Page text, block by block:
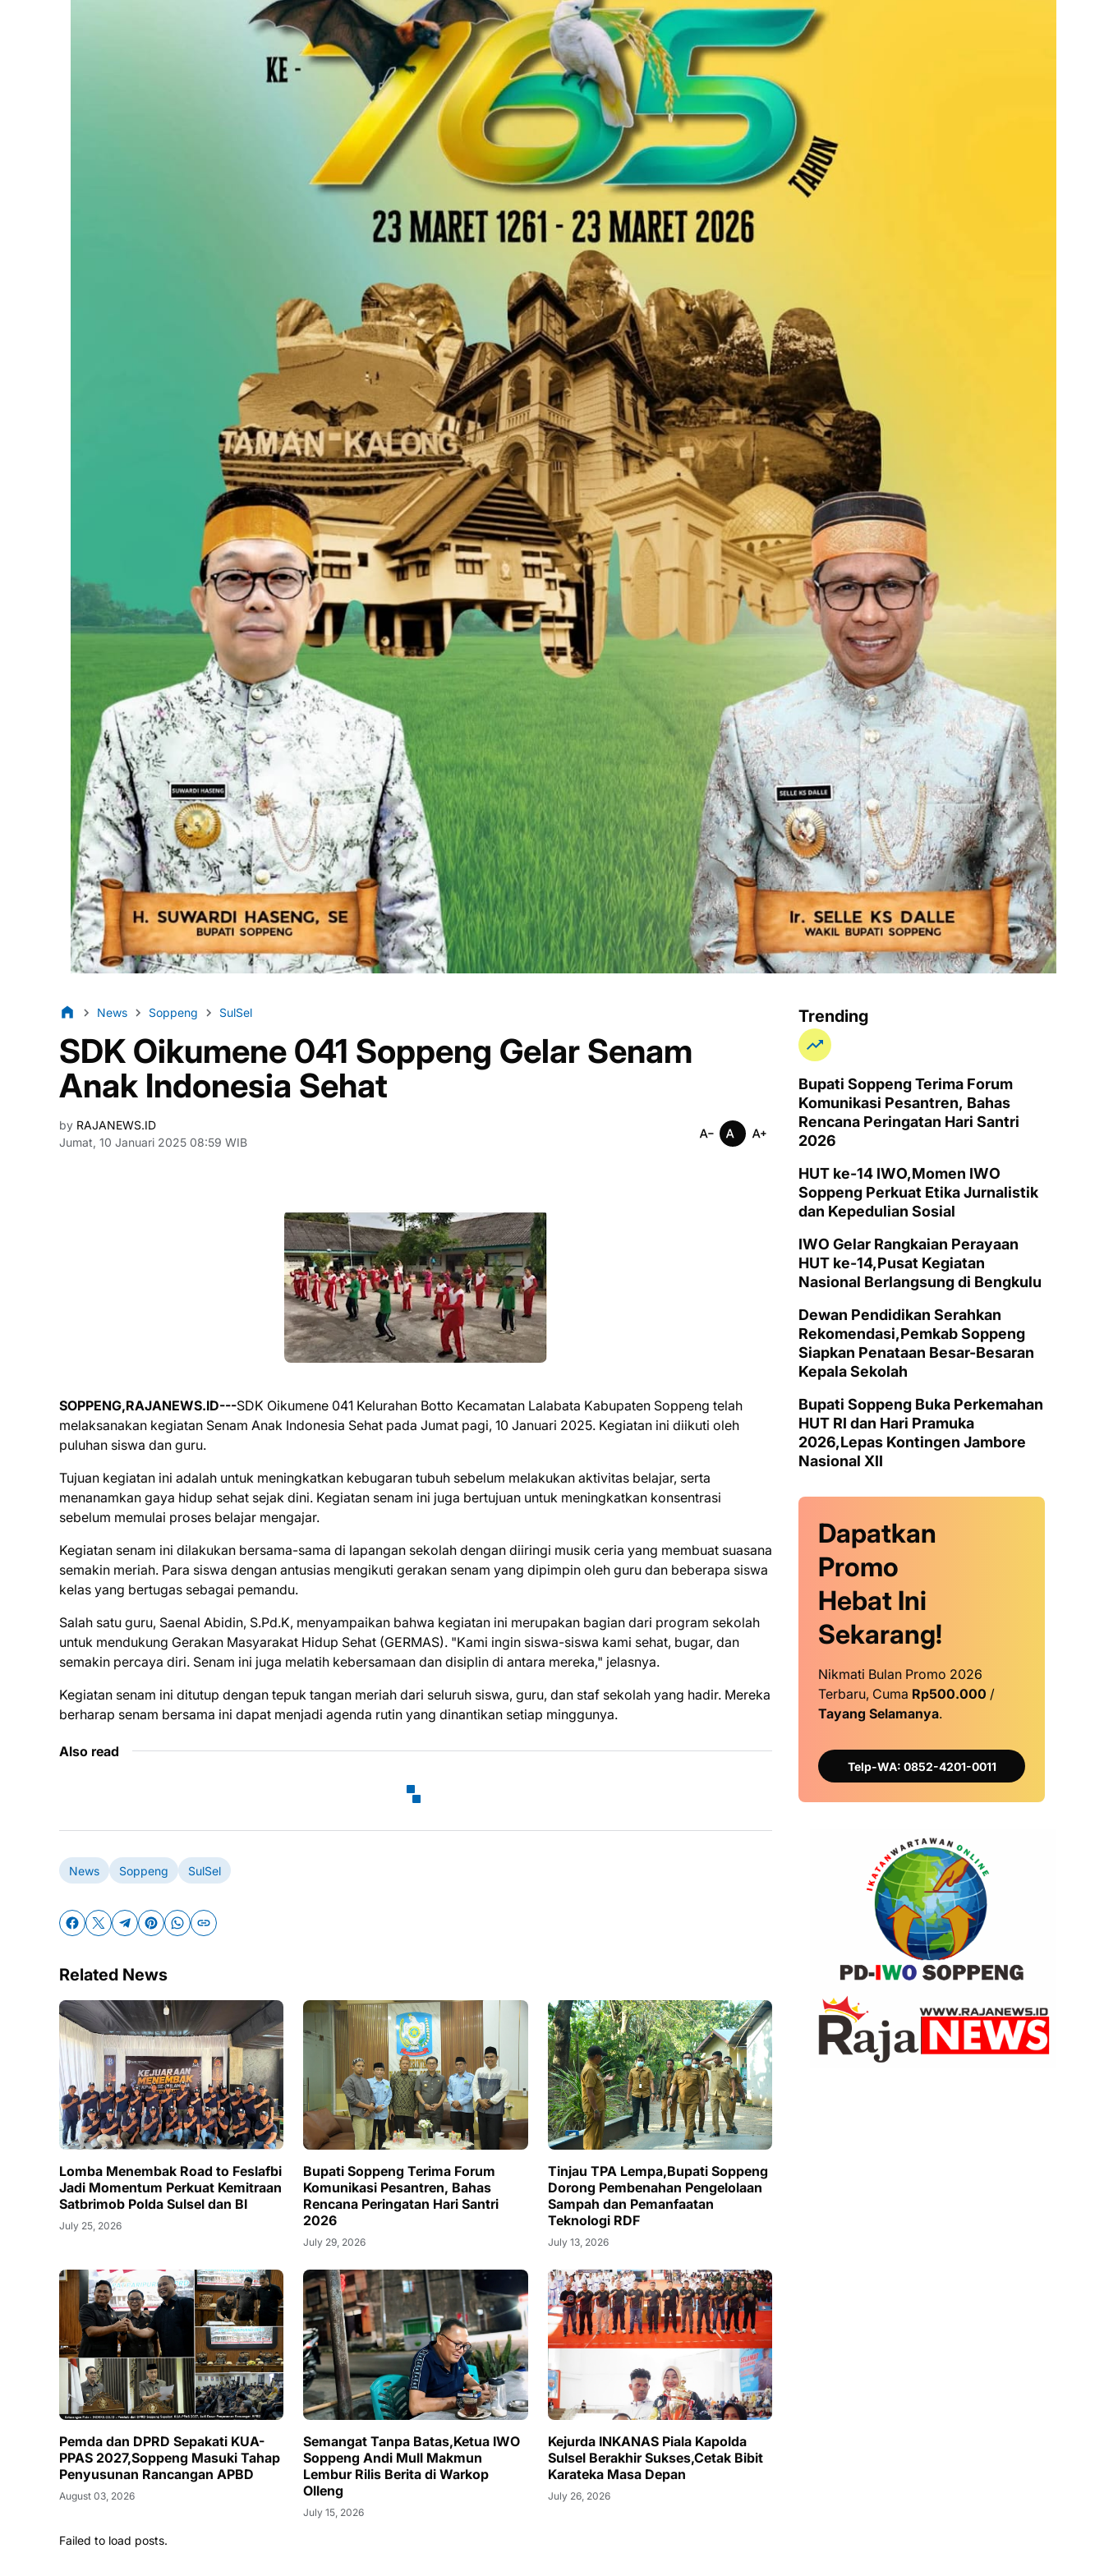
News Soppeng SulSel
SDK Oikumene 041 Soppeng Gelar Senam
Anak Indonesia Sehat
by RAJANEWS.ID
Jumat, 10 Januari 2025 08:59 WIB
SOPPENG,RAJANEWS.ID---SDK Oikumene 041 Kelurahan Botto Kecamatan Lalabata Kabupaten Soppeng telah
melaksanakan kegiatan Senam Anak Indonesia Sehat pada Jumat pagi, 10 Januari 2025. Kegiatan ini diikuti oleh
puluhan siswa dan guru.
Tujuan kegiatan ini adalah untuk meningkatkan kebugaran tubuh sebelum melakukan aktivitas belajar, serta
menanamkan gaya hidup sehat sejak dini. Kegiatan senam ini juga bertujuan untuk meningkatkan konsentrasi
sebelum memulai proses belajar mengajar.
Kegiatan senam ini dilakukan bersama-sama di lapangan sekolah dengan diiringi musik ceria yang membuat suasana
semakin meriah. Para siswa dengan antusias mengikuti gerakan senam yang dipimpin oleh guru dan beberapa siswa
kelas yang bertugas sebagai pemandu.
Salah satu guru, Saenal Abidin, S.Pd.K, menyampaikan bahwa kegiatan ini merupakan bagian dari program sekolah
untuk mendukung Gerakan Masyarakat Hidup Sehat (GERMAS). "Kami ingin siswa-siswa kami sehat, bugar, dan
semakin percaya diri. Senam ini juga melatih kebersamaan dan disiplin di antara mereka," jelasnya.
Kegiatan senam ini ditutup dengan tepuk tangan meriah dari seluruh siswa, guru, dan staf sekolah yang hadir. Mereka
berharap senam bersama ini dapat menjadi agenda rutin yang dinantikan setiap minggunya.
Also read
News Soppeng SulSel
Related News
Lomba Menembak Road to Feslafbi
Jadi Momentum Perkuat Kemitraan
Satbrimob Polda Sulsel dan BI
July 25, 2026
Bupati Soppeng Terima Forum
Komunikasi Pesantren, Bahas
Rencana Peringatan Hari Santri
2026
July 29, 2026
Tinjau TPA Lempa,Bupati Soppeng
Dorong Pembenahan Pengelolaan
Sampah dan Pemanfaatan
Teknologi RDF
July 13, 2026
Pemda dan DPRD Sepakati KUA-
PPAS 2027,Soppeng Masuki Tahap
Penyusunan Rancangan APBD
August 03, 2026
Semangat Tanpa Batas,Ketua IWO
Soppeng Andi Mull Makmun
Lembur Rilis Berita di Warkop
Olleng
July 15, 2026
Kejurda INKANAS Piala Kapolda
Sulsel Berakhir Sukses,Cetak Bibit
Karateka Masa Depan
July 26, 2026
Failed to load posts.
Trending
Bupati Soppeng Terima Forum
Komunikasi Pesantren, Bahas
Rencana Peringatan Hari Santri
2026
HUT ke-14 IWO,Momen IWO
Soppeng Perkuat Etika Jurnalistik
dan Kepedulian Sosial
IWO Gelar Rangkaian Perayaan
HUT ke-14,Pusat Kegiatan
Nasional Berlangsung di Bengkulu
Dewan Pendidikan Serahkan
Rekomendasi,Pemkab Soppeng
Siapkan Penataan Besar-Besaran
Kepala Sekolah
Bupati Soppeng Buka Perkemahan
HUT RI dan Hari Pramuka
2026,Lepas Kontingen Jambore
Nasional XII
Dapatkan
Promo
Hebat Ini
Sekarang!
Nikmati Bulan Promo 2026
Terbaru, Cuma Rp500.000 /
Tayang Selamanya.
Telp-WA: 0852-4201-0011